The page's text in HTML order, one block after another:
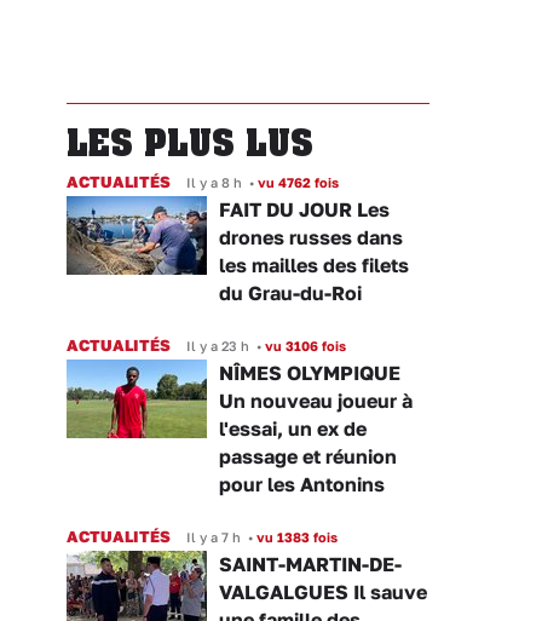
LES PLUS LUS
ACTUALITÉS Il y a 8 h • vu 4762 fois
FAIT DU JOUR Les
drones russes dans
les mailles des filets
du Grau-du-Roi
ACTUALITÉS Il y a 23 h • vu 3106 fois
NÎMES OLYMPIQUE
Un nouveau joueur à
l'essai, un ex de
passage et réunion
pour les Antonins
ACTUALITÉS Il y a 7 h • vu 1383 fois
SAINT-MARTIN-DE-
VALGALGUES Il sauve